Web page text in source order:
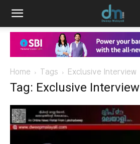
Home Tags Exclusive Interview
Tag: Exclusive Interview